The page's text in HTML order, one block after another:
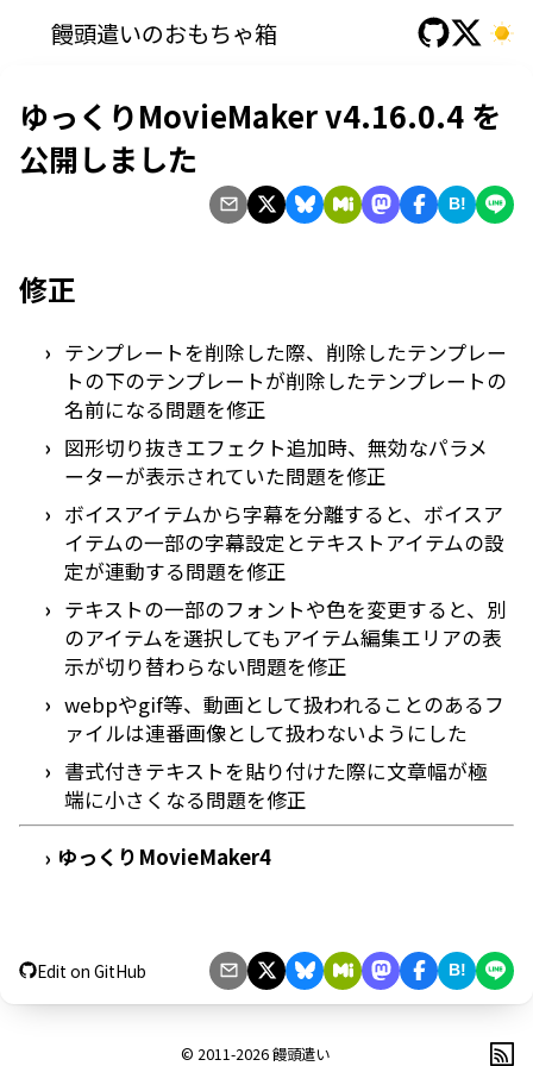
饅頭遣いのおもちゃ箱
ゆっくりMovieMaker v4.16.0.4 を
公開しました
B!
修正
テンプレートを削除した際、削除したテンプレー
トの下のテンプレートが削除したテンプレートの
名前になる問題を修正
図形切り抜きエフェクト追加時、無効なパラメ
ーターが表示されていた問題を修正
ボイスアイテムから字幕を分離すると、ボイスア
イテムの一部の字幕設定とテキストアイテムの設
定が連動する問題を修正
テキストの一部のフォントや色を変更すると、別
のアイテムを選択してもアイテム編集エリアの表
示が切り替わらない問題を修正
webpやgif等、動画として扱われることのあるフ
ァイルは連番画像として扱わないようにした
書式付きテキストを貼り付けた際に文章幅が極
端に小さくなる問題を修正
› ゆっくりMovieMaker4
Edit on GitHub B!
© 2011-2026饅頭遣い